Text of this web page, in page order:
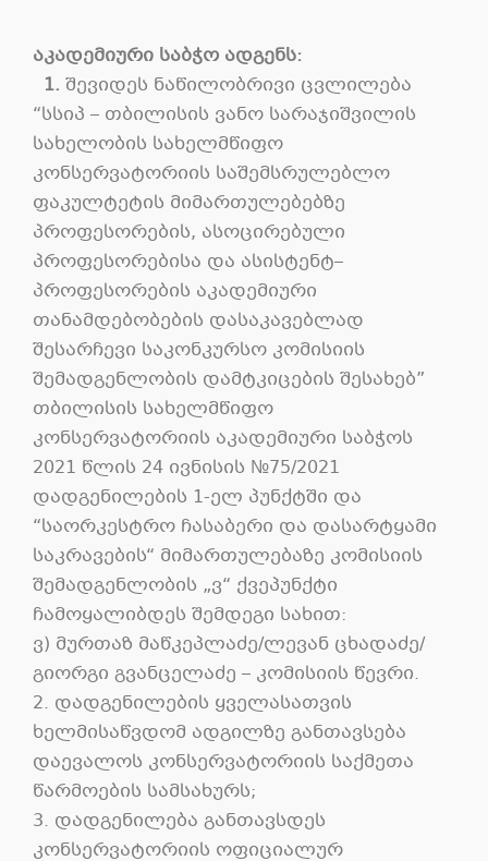
აკადემიური საბჭო ადგენს:
1. შევიდეს ნაწილობრივი ცვლილება
“სსიპ – თბილისის ვანო სარაჯიშვილის
სახელობის სახელმწიფო
კონსერვატორიის საშემსრულებლო
ფაკულტეტის მიმართულებებზე
პროფესორების, ასოცირებული
პროფესორებისა და ასისტენტ–
პროფესორების აკადემიური
თანამდებობების დასაკავებლად
შესარჩევი საკონკურსო კომისიის
შემადგენლობის დამტკიცების შესახებ”
თბილისის სახელმწიფო
კონსერვატორიის აკადემიური საბჭოს
2021 წლის 24 ივნისის №75/2021
დადგენილების 1-ელ პუნქტში და
“საორკესტრო ჩასაბერი და დასარტყამი
საკრავების“ მიმართულებაზე კომისიის
შემადგენლობის „ვ“ ქვეპუნქტი
ჩამოყალიბდეს შემდეგი სახით:
ვ) მურთაზ მაწკეპლაძე/ლევან ცხადაძე/
გიორგი გვანცელაძე – კომისიის წევრი.
2. დადგენილების ყველასათვის
ხელმისაწვდომ ადგილზე განთავსება
დაევალოს კონსერვატორიის საქმეთა
წარმოების სამსახურს;
3. დადგენილება განთავსდეს
კონსერვატორიის ოფიციალურ